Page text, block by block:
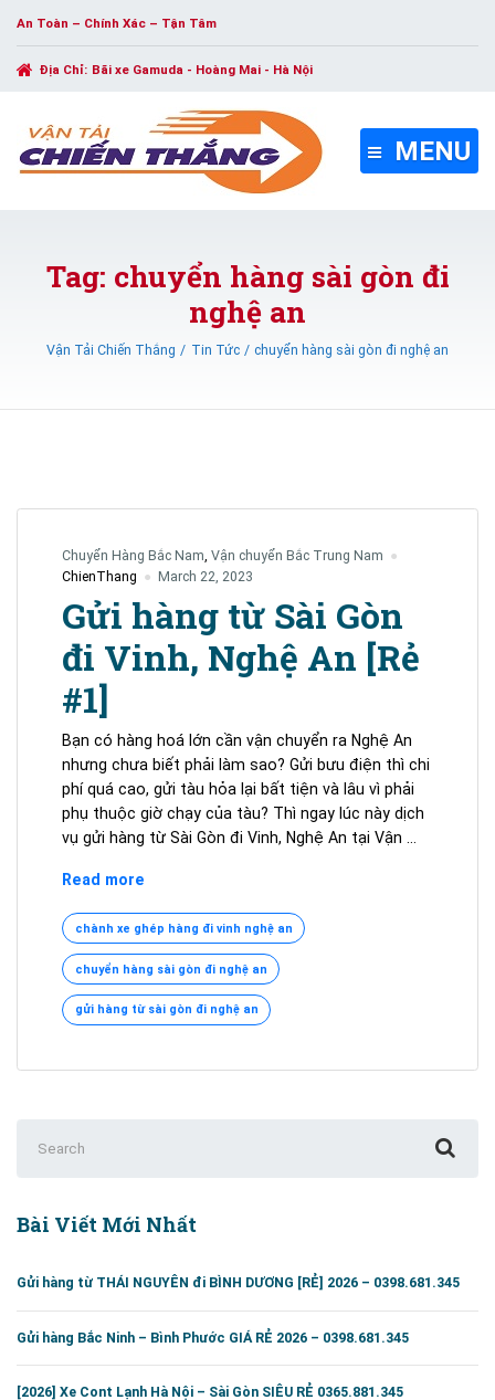
An Toàn – Chính Xác – Tận Tâm
Địa Chỉ: Bãi xe Gamuda - Hoàng Mai - Hà Nội
MENU
Tag: chuyển hàng sài gòn đi
nghệ an
Vận Tải Chiến Thắng Tin Tức chuyển hàng sài gòn đi nghệ an
Chuyển Hàng Bắc Nam, Vận chuyển Bắc Trung Nam
ChienThang
March 22, 2023
Gửi hàng từ Sài Gòn
đi Vinh, Nghệ An [Rẻ
#1]
Bạn có hàng hoá lớn cần vận chuyển ra Nghệ An
nhưng chưa biết phải làm sao? Gửi bưu điện thì chi
phí quá cao, gửi tàu hỏa lại bất tiện và lâu vì phải
phụ thuộc giờ chạy của tàu? Thì ngay lúc này dịch
vụ gửi hàng từ Sài Gòn đi Vinh, Nghệ An tại Vận …
Read more
từ
Sài
Gòn
đi
Vinh,
An
chành xe ghép hàng đi vinh nghệ an
chuyển hàng sài gòn đi nghệ an
gửi hàng từ sài gòn đi nghệ an
for:
Bài Viết Mới Nhất
Gửi hàng từ THÁI NGUYÊN đi BÌNH DƯƠNG [RẺ] 2026 – 0398.681.345
Gửi hàng Bắc Ninh – Bình Phước GIÁ RẺ 2026 – 0398.681.345
[2026] Xe Cont Lạnh Hà Nội – Sài Gòn SIÊU RẺ 0365.881.345